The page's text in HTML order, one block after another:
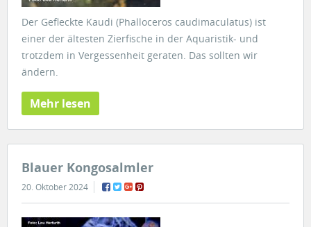
Der Gefleckte Kaudi (Phalloceros caudimaculatus) ist
einer der ältesten Zierfische in der Aquaristik- und
trotzdem in Vergessenheit geraten. Das sollten wir
ändern.
Mehr lesen
Blauer Kongosalmler
20. Oktober 2024